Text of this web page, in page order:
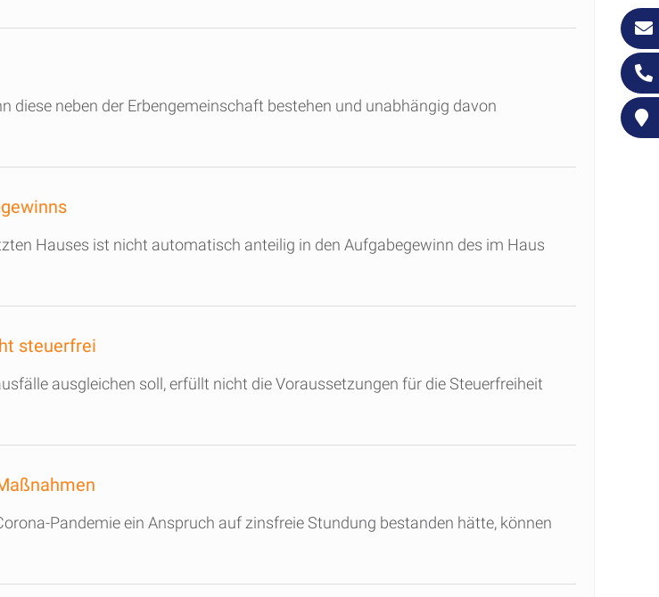
diese neben der Erbengemeinschaft bestehen und unabhängig davon
Hauses ist nicht automatisch anteilig in den Aufgabegewinn des im Haus
steuerfrei
ausgleichen soll, erfüllt nicht die Voraussetzungen für die Steuerfreiheit
Pandemie ein Anspruch auf zinsfreie Stundung bestanden hätte, können